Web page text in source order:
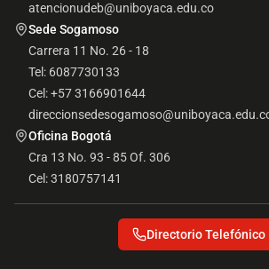
atencionudeb@uniboyaca.edu.co
Sede Sogamoso
Carrera 11 No. 26 - 18
Tel: 6087730133
Cel: +57 3166901644
Oficina Bogotá
Cra 13 No. 93 - 85 Of. 306
Cel: 3180757141
Directorio Telefónico